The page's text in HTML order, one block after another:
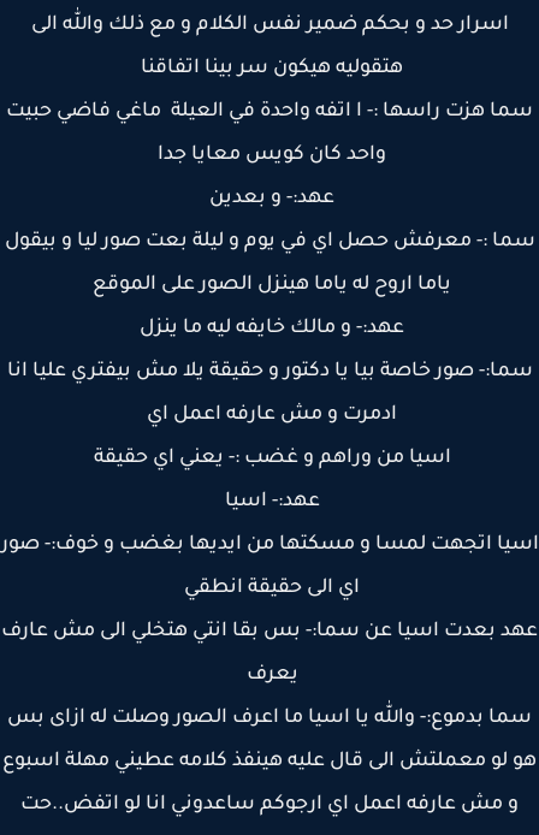
اسرار حد و بحكم ضمير نفس الكلام و مع ذلك والله الى
هتقوليه هيكون سر بينا اتفاقنا
هزت راسها :- ا اتفه واحدة في العيلة ماغي فاضي حبيت
واحد كان كويس معايا جدا
عهد:- و بعدين
:- معرفش حصل اي في يوم و ليلة بعت صور ليا و بيقول
ياما اروح له ياما هينزل الصور على الموقع
عهد:- و مالك خايفه ليه ما ينزل
صور خاصة بيا يا دكتور و حقيقة يلا مش بيفتري عليا انا
ادمرت و مش عارفه اعمل اي
اسيا من وراهم و غضب :- يعني اي حقيقة
عهد:- اسيا
اتجهت لمسا و مسكتها من ايديها بغضب و خوف:- صور
اي الى حقيقة انطقي
بعدت اسيا عن سما:- بس بقا انتي هتخلي الى مش عارف
يعرف
بدموع:- والله يا اسيا ما اعرف الصور وصلت له ازاى بس
لو معملتش الى قال عليه هينفذ كلامه عطيني مهلة اسبوع
و مش عارفه اعمل اي ارجوكم ساعدوني انا لو اتفض..حت